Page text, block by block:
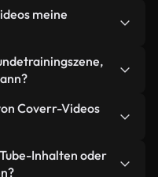
Hybridbibliothek
ist eindeutig
was Sie
meine
Versionen
webfähige Formate,
hoch, während
und
werden.
Sie im
Beschreiben Sie
Studio generiert
Coverr-Videos
erforderlich. Alle
sind lizenzfrei
Inhalten oder